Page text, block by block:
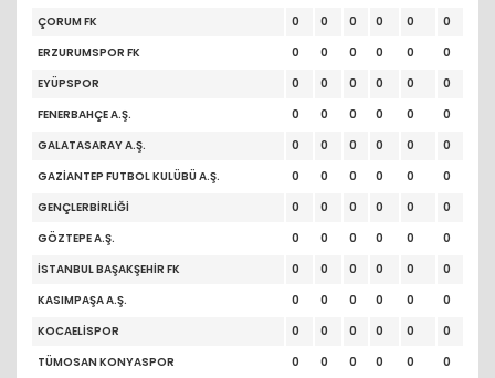
ÇORUM FK
0 0 0 0 0
0
ERZURUMSPOR FK
0 0 0 0 0
0
EYÜPSPOR
0 0 0 0 0
0
FENERBAHÇE A.Ş.
0 0 0 0 0
0
GALATASARAY A.Ş.
0 0 0 0 0
0
GAZİANTEP FUTBOL KULÜBÜ A.Ş.
0 0 0 0 0
0
GENÇLERBİRLİĞİ
0 0 0 0 0
0
GÖZTEPE A.Ş.
0 0 0 0 0
0
İSTANBUL BAŞAKŞEHİR FK
0 0 0 0 0
0
KASIMPAŞA A.Ş.
0 0 0 0 0
0
KOCAELİSPOR
0 0 0 0 0
0
TÜMOSAN KONYASPOR
0 0 0 0 0
0